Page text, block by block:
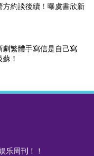
約談後續！曝虞書欣新
繁體手寫信是自己寫
！
乐周刊！！